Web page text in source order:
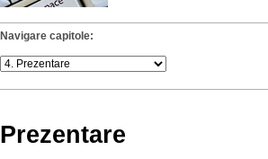
Navigare capitole:
Prezentare